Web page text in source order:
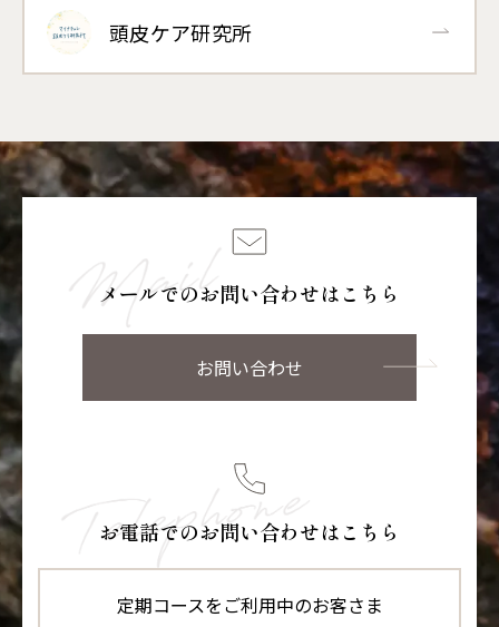
頭皮ケア研究所
メールでのお問い合わせはこちら
お問い合わせ
お電話でのお問い合わせはこちら
定期コースをご利用中のお客さま